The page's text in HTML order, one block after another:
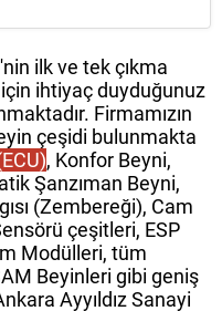
ilk ve tek çıkma
için ihtiyaç duyduğunuz
Firmamızın
çeşidi bulunmakta
, Konfor Beyni,
Şanzıman Beyni,
(Zembereği), Cam
çeşitleri, ESP
Modülleri, tüm
Beyinleri gibi geniş
Ayyıldız Sanayi